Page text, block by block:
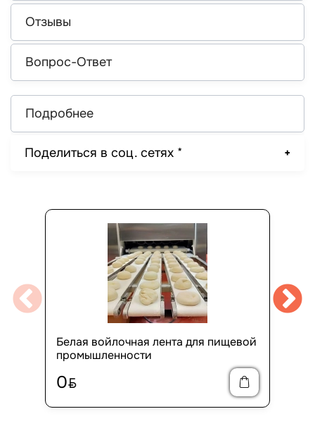
Отзывы
Вопрос-Ответ
Подробнее
Поделиться в соц. сетях *
Белая войлочная лента для пищевой
промышленности
0BYN